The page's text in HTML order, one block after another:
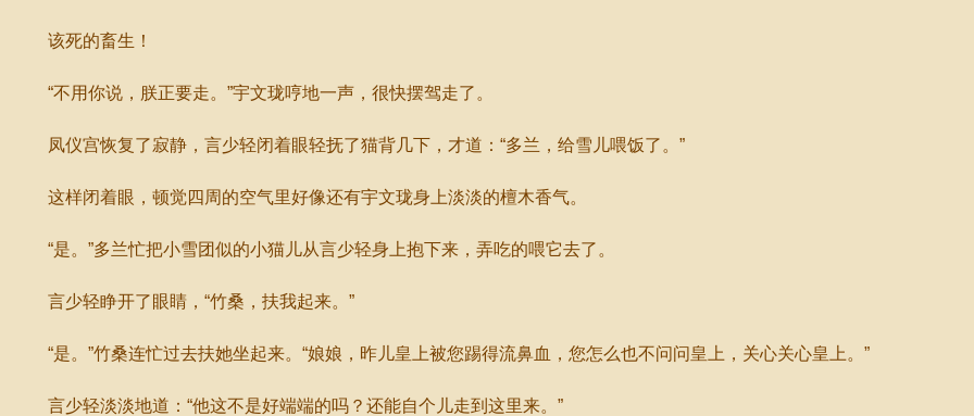
该死的畜生！
“不用你说，朕正要走。”宇文珑哼地一声，很快摆驾走了。
凤仪宫恢复了寂静，言少轻闭着眼轻抚了猫背几下，才道：“多兰，给雪儿喂饭了。”
这样闭着眼，顿觉四周的空气里好像还有宇文珑身上淡淡的檀木香气。
“是。”多兰忙把小雪团似的小猫儿从言少轻身上抱下来，弄吃的喂它去了。
言少轻睁开了眼睛，“竹桑，扶我起来。”
“是。”竹桑连忙过去扶她坐起来。“娘娘，昨儿皇上被您踢得流鼻血，您怎么也不问问皇上，关心关心皇上。”
言少轻淡淡地道：“他这不是好端端的吗？还能自个儿走到这里来。”